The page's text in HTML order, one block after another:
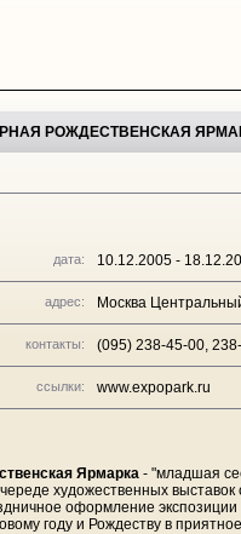
РОЖДЕСТВЕНСКАЯ
дата: 10.12.2005 -
адрес: Москва
контакты: (095) 238-45-00,
ссылки: www.expopark.ru
Ярмарка - "младшая
художественных
оформление
году и Рождеству в